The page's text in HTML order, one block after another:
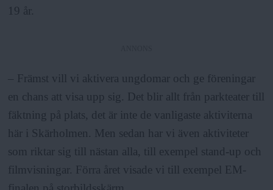
19 år.
– Främst vill vi aktivera ungdomar och ge föreningar
en chans att visa upp sig. Det blir allt från parkteater till
fäktning på plats, det är inte de vanligaste aktiviterna
här i Skärholmen. Men sedan har vi även aktiviteter
som riktar sig till nästan alla, till exempel stand-up och
filmvisningar. Förra året visade vi till exempel EM-